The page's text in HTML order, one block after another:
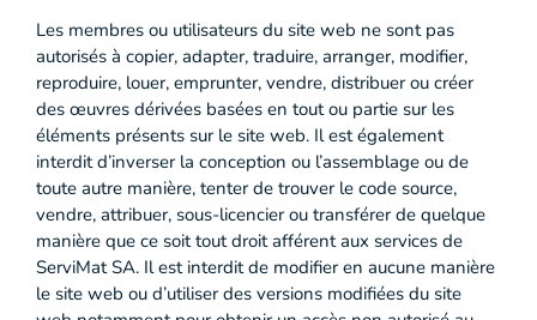
Les membres ou utilisateurs du site web ne sont pas
autorisés à copier, adapter, traduire, arranger, modifier,
reproduire, louer, emprunter, vendre, distribuer ou créer
des œuvres dérivées basées en tout ou partie sur les
éléments présents sur le site web. Il est également
interdit d’inverser la conception ou l’assemblage ou de
toute autre manière, tenter de trouver le code source,
vendre, attribuer, sous-licencier ou transférer de quelque
manière que ce soit tout droit afférent aux services de
ServiMat SA. Il est interdit de modifier en aucune manière
le site web ou d’utiliser des versions modifiées du site